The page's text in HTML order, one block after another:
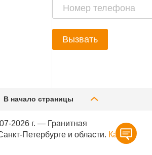
Вызвать
В начало страницы
2026 г. — Гранитная
Петербурге и области. Карта